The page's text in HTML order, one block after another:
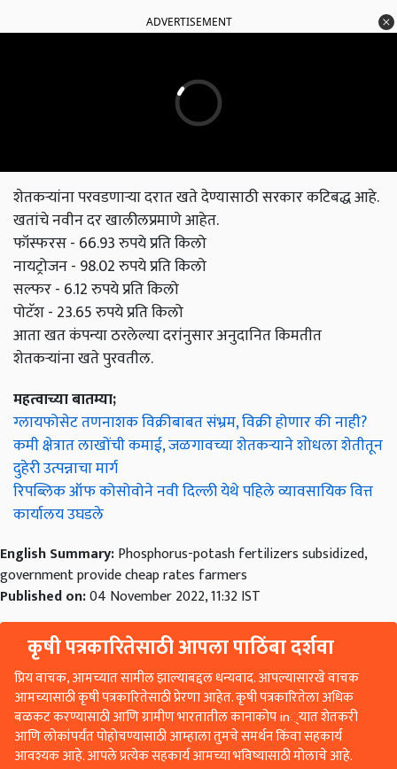
ADVERTISEMENT
शेतकऱ्यांना परवडणाऱ्या दरात खते देण्यासाठी सरकार कटिबद्ध आहे.
खतांचे नवीन दर खालीलप्रमाणे आहेत.
फॉस्फरस - 66.93 रुपये प्रति किलो
नायट्रोजन - 98.02 रुपये प्रति किलो
सल्फर - 6.12 रुपये प्रति किलो
पोटॅश - 23.65 रुपये प्रति किलो
आता खत कंपन्या ठरलेल्या दरांनुसार अनुदानित किमतीत
शेतकऱ्यांना खते पुरवतील.
महत्वाच्या बातम्या;
ग्लायफोसेट तणनाशक विक्रीबाबत संभ्रम, विक्री होणार की नाही?
कमी क्षेत्रात लाखोंची कमाई, जळगावच्या शेतकऱ्याने शोधला शेतीतून
दुहेरी उत्पन्नाचा मार्ग
रिपब्लिक ऑफ कोसोवोने नवी दिल्ली येथे पहिले व्यावसायिक वित्त
कार्यालय उघडले
English Summary:Phosphorus-potash fertilizers subsidized,
government provide cheap rates farmers
Published on:04 November 2022, 11:32 IST
कृषी पत्रकारितेसाठी आपला पाठिंबा दर्शवा
प्रिय वाचक, आमच्यात सामील झाल्याबद्दल धन्यवाद. आपल्यासारखे वाचक
आमच्यासाठी कृषी पत्रकारितेसाठी प्रेरणा आहेत. कृषी पत्रकारितेला अधिक
बळकट करण्यासाठी आणि ग्रामीण भारतातील कानाकोप in्यात शेतकरी
आणि लोकांपर्यंत पोहोचण्यासाठी आम्हाला तुमचे समर्थन किंवा सहकार्य
आवश्यक आहे. आपले प्रत्येक सहकार्य आमच्या भविष्यासाठी मोलाचे आहे.